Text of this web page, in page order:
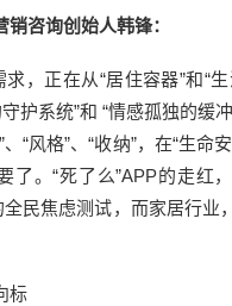
咨询创始人韩锋：
求，正在从“居住容器”和“
护系统”和 “情感孤独的缓
“风格”、“收纳”，在“生命
了。“死了么”APP的走红
全民焦虑测试，而家居行业
标